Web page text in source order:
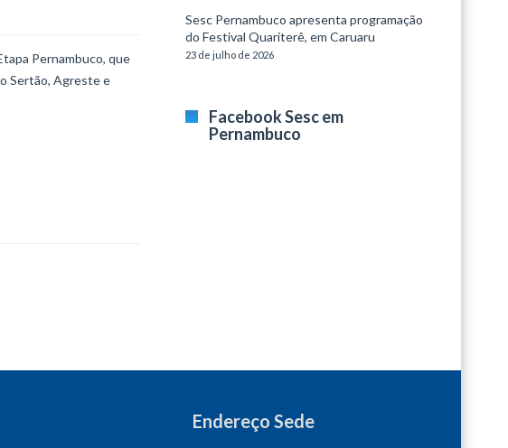
Pernambuco, que
Sertão, Agreste e
Sesc Pernambuco apresenta programação
do Festival Quariterê, em Caruaru
23 de julho de 2026
Facebook Sesc em
Pernambuco
Endereço Sede